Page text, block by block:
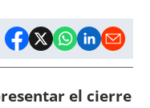
el cierre